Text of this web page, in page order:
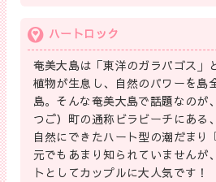
ハートロック
奄美大島は「東洋のガラパゴス」
植物が生息し、自然のパワーを島
島。そんな奄美大島で話題なのが
つご）町の通称ビラビーチにある
自然にできたハート型の潮だまり
元でもあまり知られていませんが
トとしてカップルに大人気です！